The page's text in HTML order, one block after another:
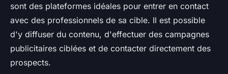
sont des plateformes idéales pour entrer en contact
avec des professionnels de sa cible. Il est possible
d'y diffuser du contenu, d'effectuer des campagnes
publicitaires ciblées et de contacter directement des
prospects.